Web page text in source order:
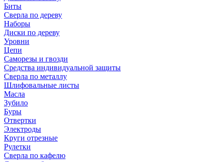
Биты
Сверла по дереву
Наборы
Диски по дереву
Уровни
Цепи
Саморезы и гвозди
Средства индивидуальной защиты
Сверла по металлу
Шлифовальные листы
Масла
Зубило
Буры
Отвертки
Электроды
Круги отрезные
Рулетки
Сверла по кафелю